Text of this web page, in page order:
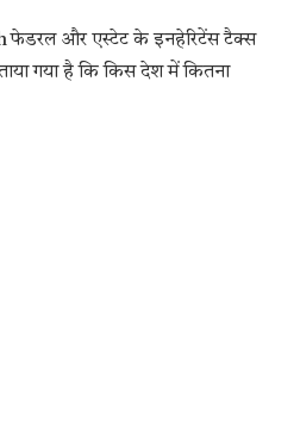
और एस्टेट के इनहेरिटेंस टैक्स
गया है कि किस देश में कितना